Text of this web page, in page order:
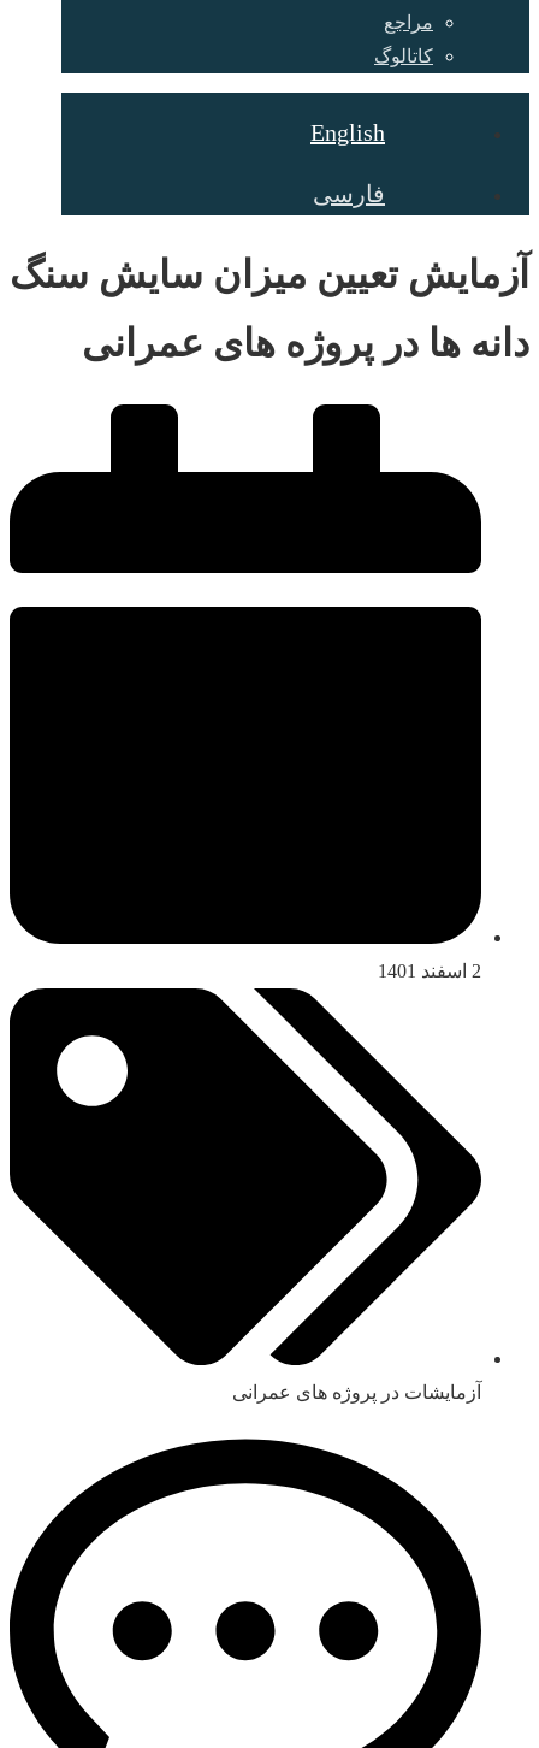
مراجع
کاتالوگ
English
فارسی
آزمایش تعیین میزان سایش سنگ
دانه ها در پروژه های عمرانی
2 اسفند 1401
آزمایشات در پروژه های عمرانی